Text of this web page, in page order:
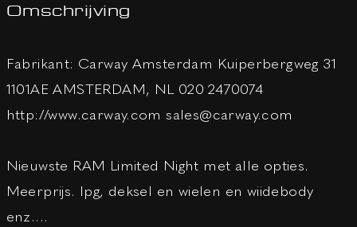
Omschrijving
Fabrikant: Carway Amsterdam Kuiperbergweg 31
1101AE AMSTERDAM, NL 020 2470074
http://www.carway.com sales@carway.com
Nieuwste RAM Limited Night met alle opties.
Meerprijs. lpg, deksel en wielen en wiidebody
enz....